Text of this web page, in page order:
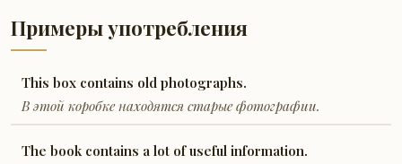
Примеры употребления
This box contains old photographs.
В этой коробке находятся старые фотографии.
The book contains a lot of useful information.